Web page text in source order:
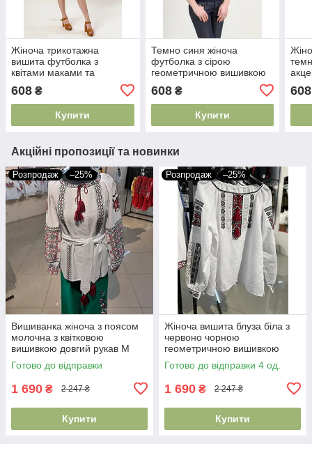
Жіноча трикотажна
вишита футболка з
квітами маками та
волошками синя рукав три
чверті
608 ₴
Купити
Темно синя жіноча
футболка з сірою
геометричною вишивкою
хрестиком з рукавом три
чверті
608₴
Купити
608
Акційні пропозиції та новинки
Розпродаж –25%
Вишиванка жіноча з поясом
молочна з квітковою
вишивкою довгий рукав M
2XL
Готово до відправки
1 690 ₴ 2 247 ₴
Купити
Розпродаж –25%
Жіноча вишита блуза біла з
червоно чорною
геометричною вишивкою
довгий рукав S–2XL
Готово до відправки 4 од.
1 690 ₴ 2 247 ₴
Купити